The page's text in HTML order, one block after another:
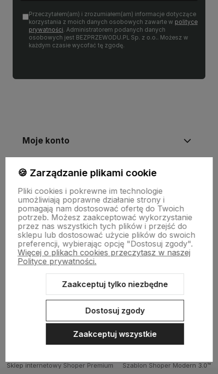
Przeczytałem(am) i zrozumiałem(am) informacje dotyczące
korzystania z moich danych osobowych zawarte w polityce
prywatności. Administratorem podanych danych
osobowych jest BEZPRZEWODU.PL Sp. z o.o.. Możesz w
każdym czasie wycofać tę zgodę.
Moje konto
Informacje
Płatności i zwroty
Wsparcie
Sklep internetowy Shoper Premium
Szablon Shoper Modern 3.0™
🍪 Zarządzanie plikami cookie
Pliki cookies i pokrewne im technologie
umożliwiają poprawne działanie strony i
pomagają nam dostosować ofertę do Twoich
potrzeb. Możesz zaakceptować wykorzystanie
przez nas wszystkich tych plików i przejść do
sklepu lub dostosować użycie plików do swoich
preferencji, wybierając opcję "Dostosuj zgody".
Więcej o plikach cookies przeczytasz w naszej
Polityce prywatności.
Zaakceptuj tylko niezbędne
Dostosuj zgody
Zaakceptuj wszystkie